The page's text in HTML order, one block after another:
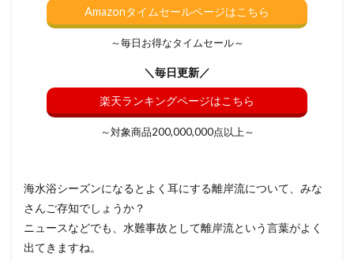
Amazonタイムセールページはこちら
～毎日お得なタイムセール～
＼毎日更新／
楽天ランキングページはこちら
～対象商品200,000,000点以上～
海水浴シーズンになるとよく耳にする離岸流について、みな
さんご存知でしょうか？
ニュースなどでも、水難事故として離岸流という言葉がよく
出てきますね。